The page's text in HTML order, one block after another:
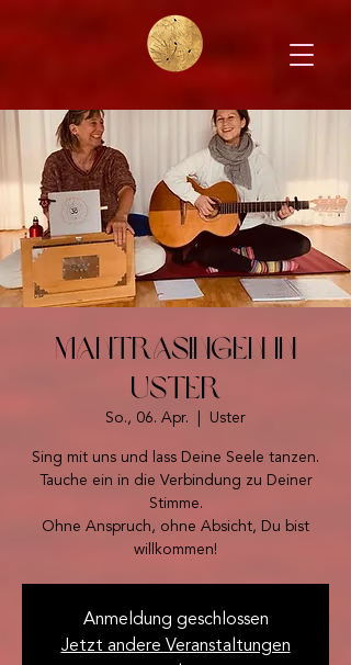
Mantrasingen in
Uster
So., 06. Apr. Uster
Sing mit uns und lass Deine Seele tanzen.
Tauche ein in die Verbindung zu Deiner
Stimme.
Ohne Anspruch, ohne Absicht, Du bist
willkommen!
Anmeldung geschlossen
Jetzt andere Veranstaltungen